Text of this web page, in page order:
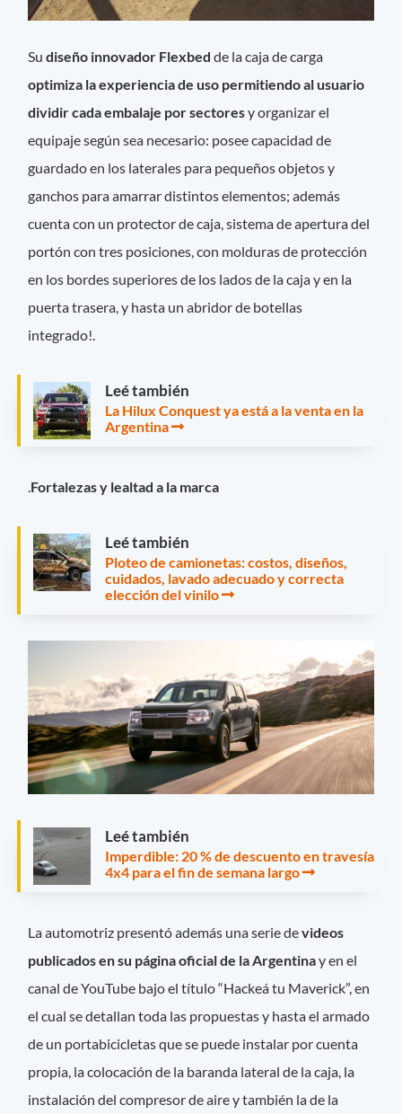
Su diseño innovador Flexbedde la caja de carga
optimiza la experiencia de uso permitiendo al usuario
dividir cada embalaje por sectoresy organizar el
equipaje según sea necesario: posee capacidad de
guardado en los laterales para pequeños objetos y
ganchos para amarrar distintos elementos; además
cuenta con un protector de caja, sistema de apertura del
portón con tres posiciones, con molduras de protección
en los bordes superiores de los lados de la caja y en la
puerta trasera, y hasta un abridor de botellas
integrado!.
Leé también
La Hilux Conquest ya está a la venta en la
Argentina
.Fortalezas y lealtad a la marca
Leé también
Ploteo de camionetas: costos, diseños,
cuidados, lavado adecuado y correcta
elección del vinilo
Leé también
Imperdible: 20 % de descuento en travesía
4x4 para el fin de semana largo
La automotriz presentó además una serie devideos
publicados en su página oficial de la Argentinay en el
canal de YouTube bajo el título “Hackeá tu Maverick”, en
el cual se detallan toda las propuestas y hasta el armado
de un portabicicletas que se puede instalar por cuenta
propia, la colocación de la baranda lateral de la caja, la
instalación del compresor de aire y también la de la